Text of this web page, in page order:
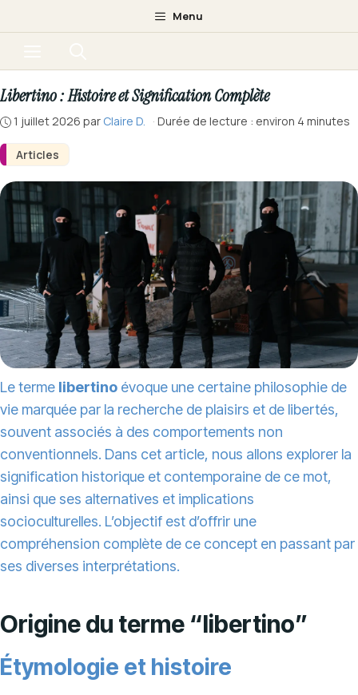
au
Menu
Articles
Libertino : Histoire et Signification Complète
1 juillet 2026 par Claire D. · Durée de lecture : environ 4 minutes
Le terme libertino évoque une certaine philosophie de
vie marquée par la recherche de plaisirs et de libertés,
souvent associés à des comportements non
conventionnels. Dans cet article, nous allons explorer la
signification historique et contemporaine de ce mot,
ainsi que ses alternatives et implications
socioculturelles. L’objectif est d’offrir une
compréhension complète de ce concept en passant par
ses diverses interprétations.
Origine du terme “libertino”
Étymologie et histoire